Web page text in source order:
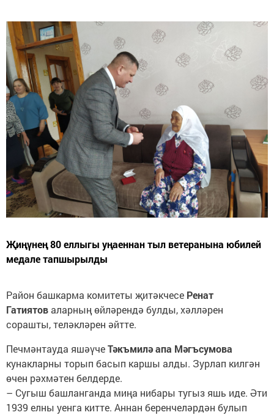
Җиңүнең 80 еллыгы уңаеннан тыл ветеранына юбилей
медале тапшырылды
Район башкарма комитеты җитәкчесе Ренат
Гатиятоваларның өйләрендә булды, хәлләрен
сорашты, теләкләрен әйтте.
Печмәнтауда яшәүчеТәкъмилә апа Мәгъсумова
кунакларны торып басып каршы алды. Зурлап килгән
өчен рәхмәтен белдерде.
– Сугыш башланганда миңа нибары тугыз яшь иде. Әти
1939 елны уенга китте. Аннан беренчеләрдән булып